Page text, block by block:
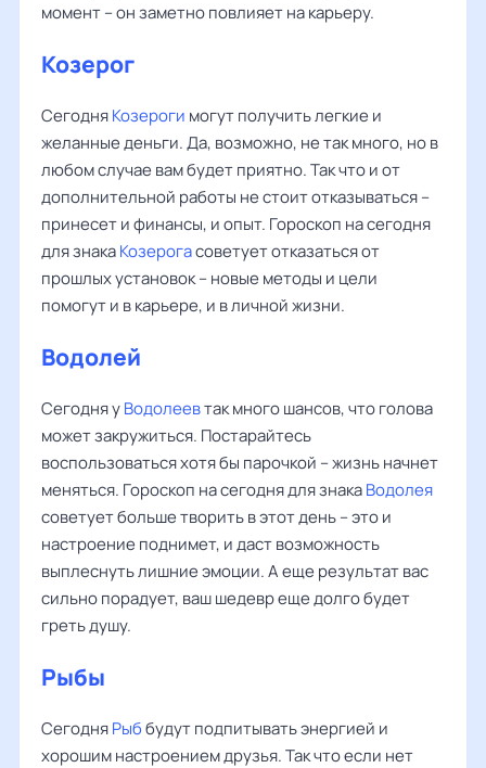
момент – он заметно повлияет на карьеру.
Козерог
СегодняКозероги могут получить легкие и
желанные деньги. Да, возможно, не так много, но в
любом случае вам будет приятно. Так что и от
дополнительной работы не стоит отказываться –
принесет и финансы, и опыт. Гороскоп на сегодня
для знакаКозерогасоветует отказаться от
прошлых установок – новые методы и цели
помогут и в карьере, и в личной жизни.
Водолей
Сегодня уВодолеевтак много шансов, что голова
может закружиться. Постарайтесь
воспользоваться хотя бы парочкой – жизнь начнет
меняться. Гороскоп на сегодня для знакаВодолея
советует больше творить в этот день – это и
настроение поднимет, и даст возможность
выплеснуть лишние эмоции. А еще результат вас
сильно порадует, ваш шедевр еще долго будет
греть душу.
Рыбы
СегодняРыббудут подпитывать энергией и
хорошим настроением друзья. Так что если нет